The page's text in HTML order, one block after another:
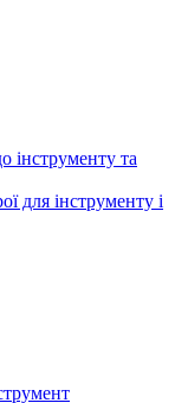
інструменту та
для інструменту і